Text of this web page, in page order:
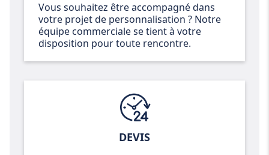
Vous souhaitez être accompagné dans
votre projet de personnalisation ? Notre
équipe commerciale se tient à votre
disposition pour toute rencontre.
DEVIS